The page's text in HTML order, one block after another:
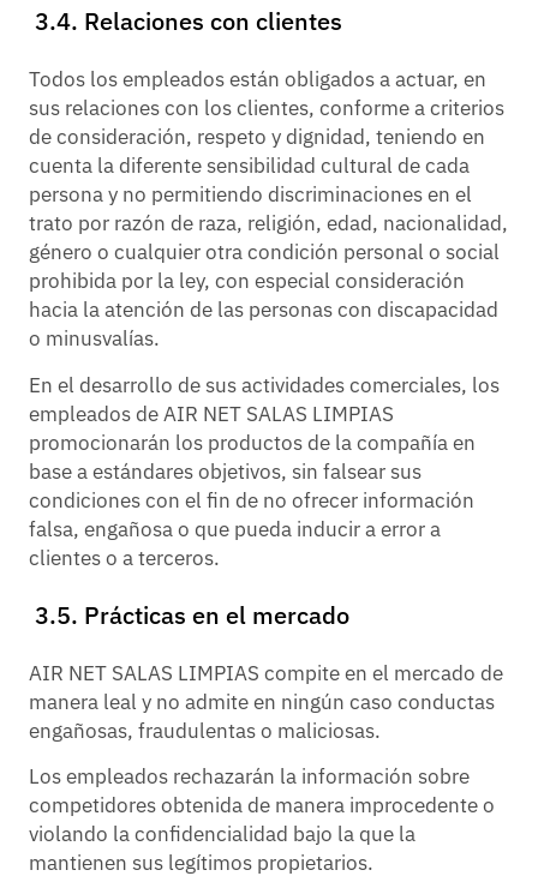
3.4. Relaciones con clientes
Todos los empleados están obligados a actuar, en
sus relaciones con los clientes, conforme a criterios
de consideración, respeto y dignidad, teniendo en
cuenta la diferente sensibilidad cultural de cada
persona y no permitiendo discriminaciones en el
trato por razón de raza, religión, edad, nacionalidad,
género o cualquier otra condición personal o social
prohibida por la ley, con especial consideración
hacia la atención de las personas con discapacidad
o minusvalías.
En el desarrollo de sus actividades comerciales, los
empleados de AIR NET SALAS LIMPIAS
promocionarán los productos de la compañía en
base a estándares objetivos, sin falsear sus
condiciones con el fin de no ofrecer información
falsa, engañosa o que pueda inducir a error a
clientes o a terceros.
3.5. Prácticas en el mercado
AIR NET SALAS LIMPIAS compite en el mercado de
manera leal y no admite en ningún caso conductas
engañosas, fraudulentas o maliciosas.
Los empleados rechazarán la información sobre
competidores obtenida de manera improcedente o
violando la confidencialidad bajo la que la
mantienen sus legítimos propietarios.